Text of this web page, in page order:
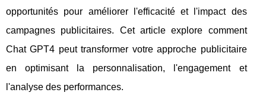
opportunités pour améliorer l'efficacité et l'impact des
campagnes publicitaires. Cet article explore comment
Chat GPT4 peut transformer votre approche publicitaire
en optimisant la personnalisation, l'engagement et
l'analyse des performances.